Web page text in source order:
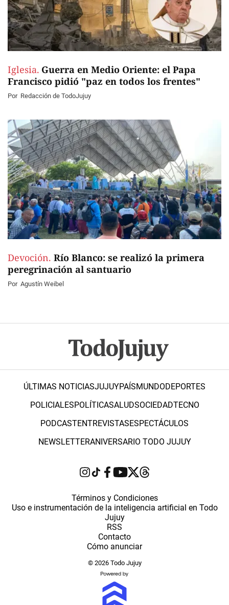
Iglesia. Guerra en Medio Oriente: el Papa
Francisco pidió "paz en todos los frentes"
Por Redacción de TodoJujuy
Devoción. Río Blanco: se realizó la primera
peregrinación al santuario
Por Agustín Weibel
ÚLTIMAS NOTICIASJUJUYPAÍSMUNDODEPORTES
POLICIALESPOLÍTICASALUDSOCIEDADTECNO
PODCASTENTREVISTASESPECTÁCULOS
NEWSLETTERANIVERSARIO TODO JUJUY
Términos y Condiciones
Uso e instrumentación de la inteligencia artificial en Todo
Jujuy
RSS
Contacto
Cómo anunciar
© 2026 Todo Jujuy